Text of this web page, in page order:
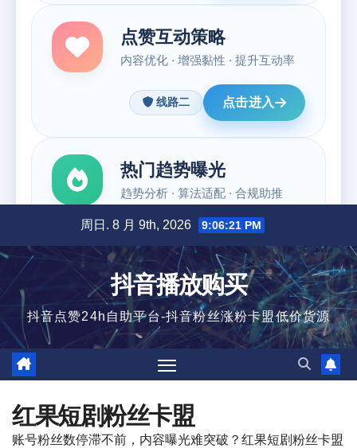
内
容
周日. 8 月 9th, 2026 9:06:22 PM
抖音播放购买
抖音点赞24h自助平台-抖音粉丝涨粉卡盟低价货源
红果短剧粉丝卡盟
账号粉丝数停滞不前，内容曝光难突破？红果短剧粉丝卡盟